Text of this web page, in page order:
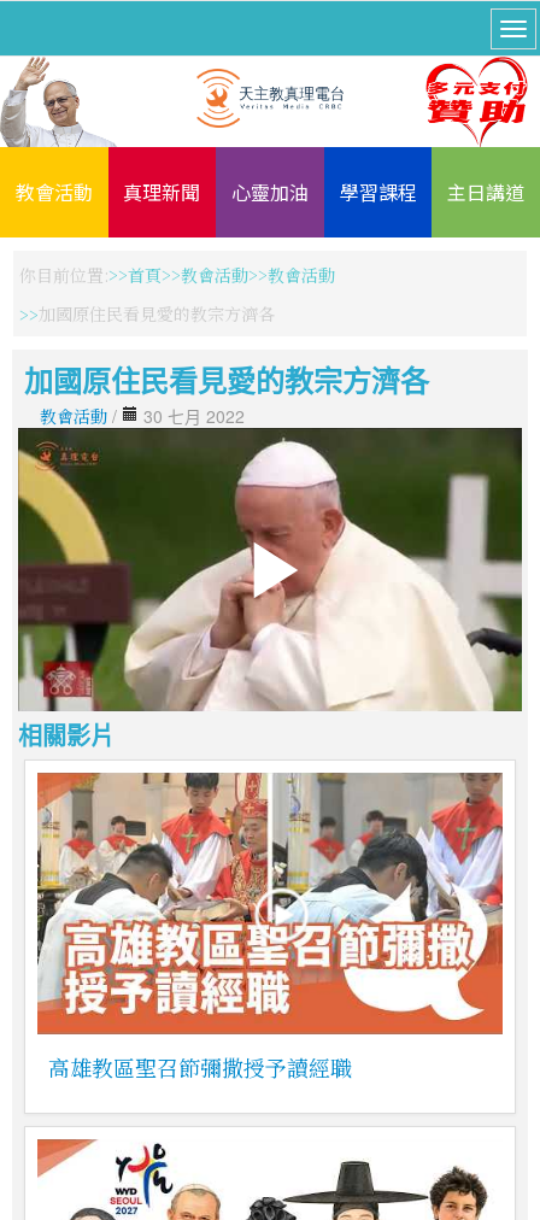
教會活動 真理新聞 心靈加油 學習課程 主日講道
你目前位置: 首頁 教會活動
教會活動
加國原住民看見愛的教宗方濟各
加國原住民看見愛的教宗方濟各
教會活動 / 30 七月 2022
相關影片
高雄教區聖召節彌撒授予讀經職